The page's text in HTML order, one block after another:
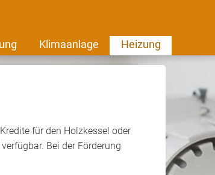
Klimaanlage Heizung
für den Holzkessel oder
Bei der Förderung